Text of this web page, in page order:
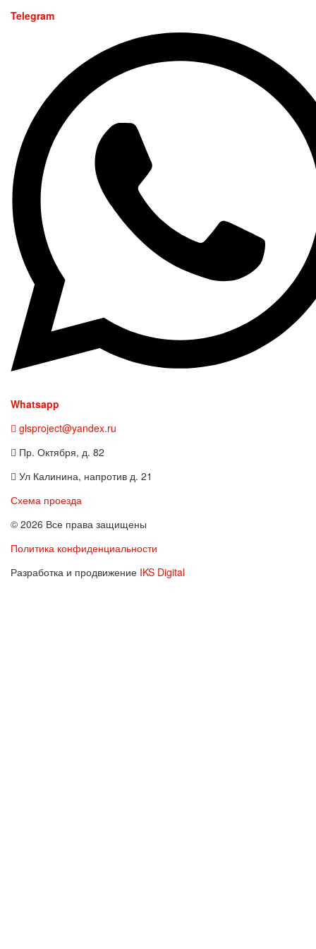
Telegram
Whatsapp
glsproject@yandex.ru
Пр. Октября, д. 82
Ул Калинина, напротив д. 21
Схема проезда
© 2026 Все права защищены
Политика конфиденциальности
Разработка и продвижение IKS Digital